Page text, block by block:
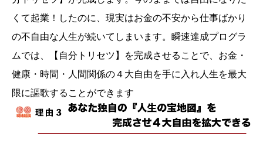
くて起業！したのに、現実はお金の不安から仕事ばかり
の不自由な人生が続いてしまいます。瞬速達成プログラ
ムでは、【自分トリセツ】を完成させることで、お金・
健康・時間・人間関係の４大自由を手に入れ人生を最大
限に謳歌することができます